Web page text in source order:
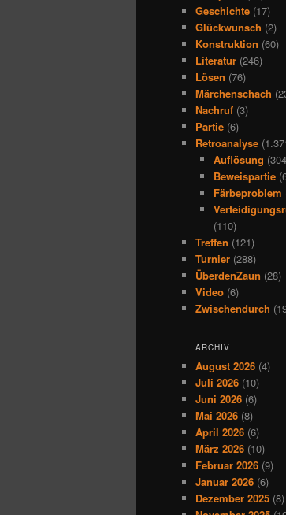
Geschichte (17)
Glückwunsch (2)
Konstruktion (60)
Literatur (246)
Lösen (76)
Märchenschach
Nachruf (3)
Partie (6)
Retroanalyse
Auflösung
Beweispartie
Färbeproblem
(110)
Treffen (121)
Turnier (288)
ÜberdenZaun (28)
Video (6)
Zwischendurch
ARCHIV
August 2026 (4)
Juli 2026 (10)
Juni 2026 (6)
Mai 2026 (8)
April 2026 (6)
März 2026 (10)
Februar 2026 (9)
Januar 2026 (6)
Dezember 2025 (8)